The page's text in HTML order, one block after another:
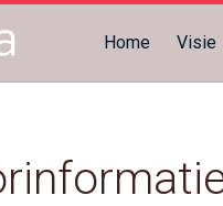
Home Visie